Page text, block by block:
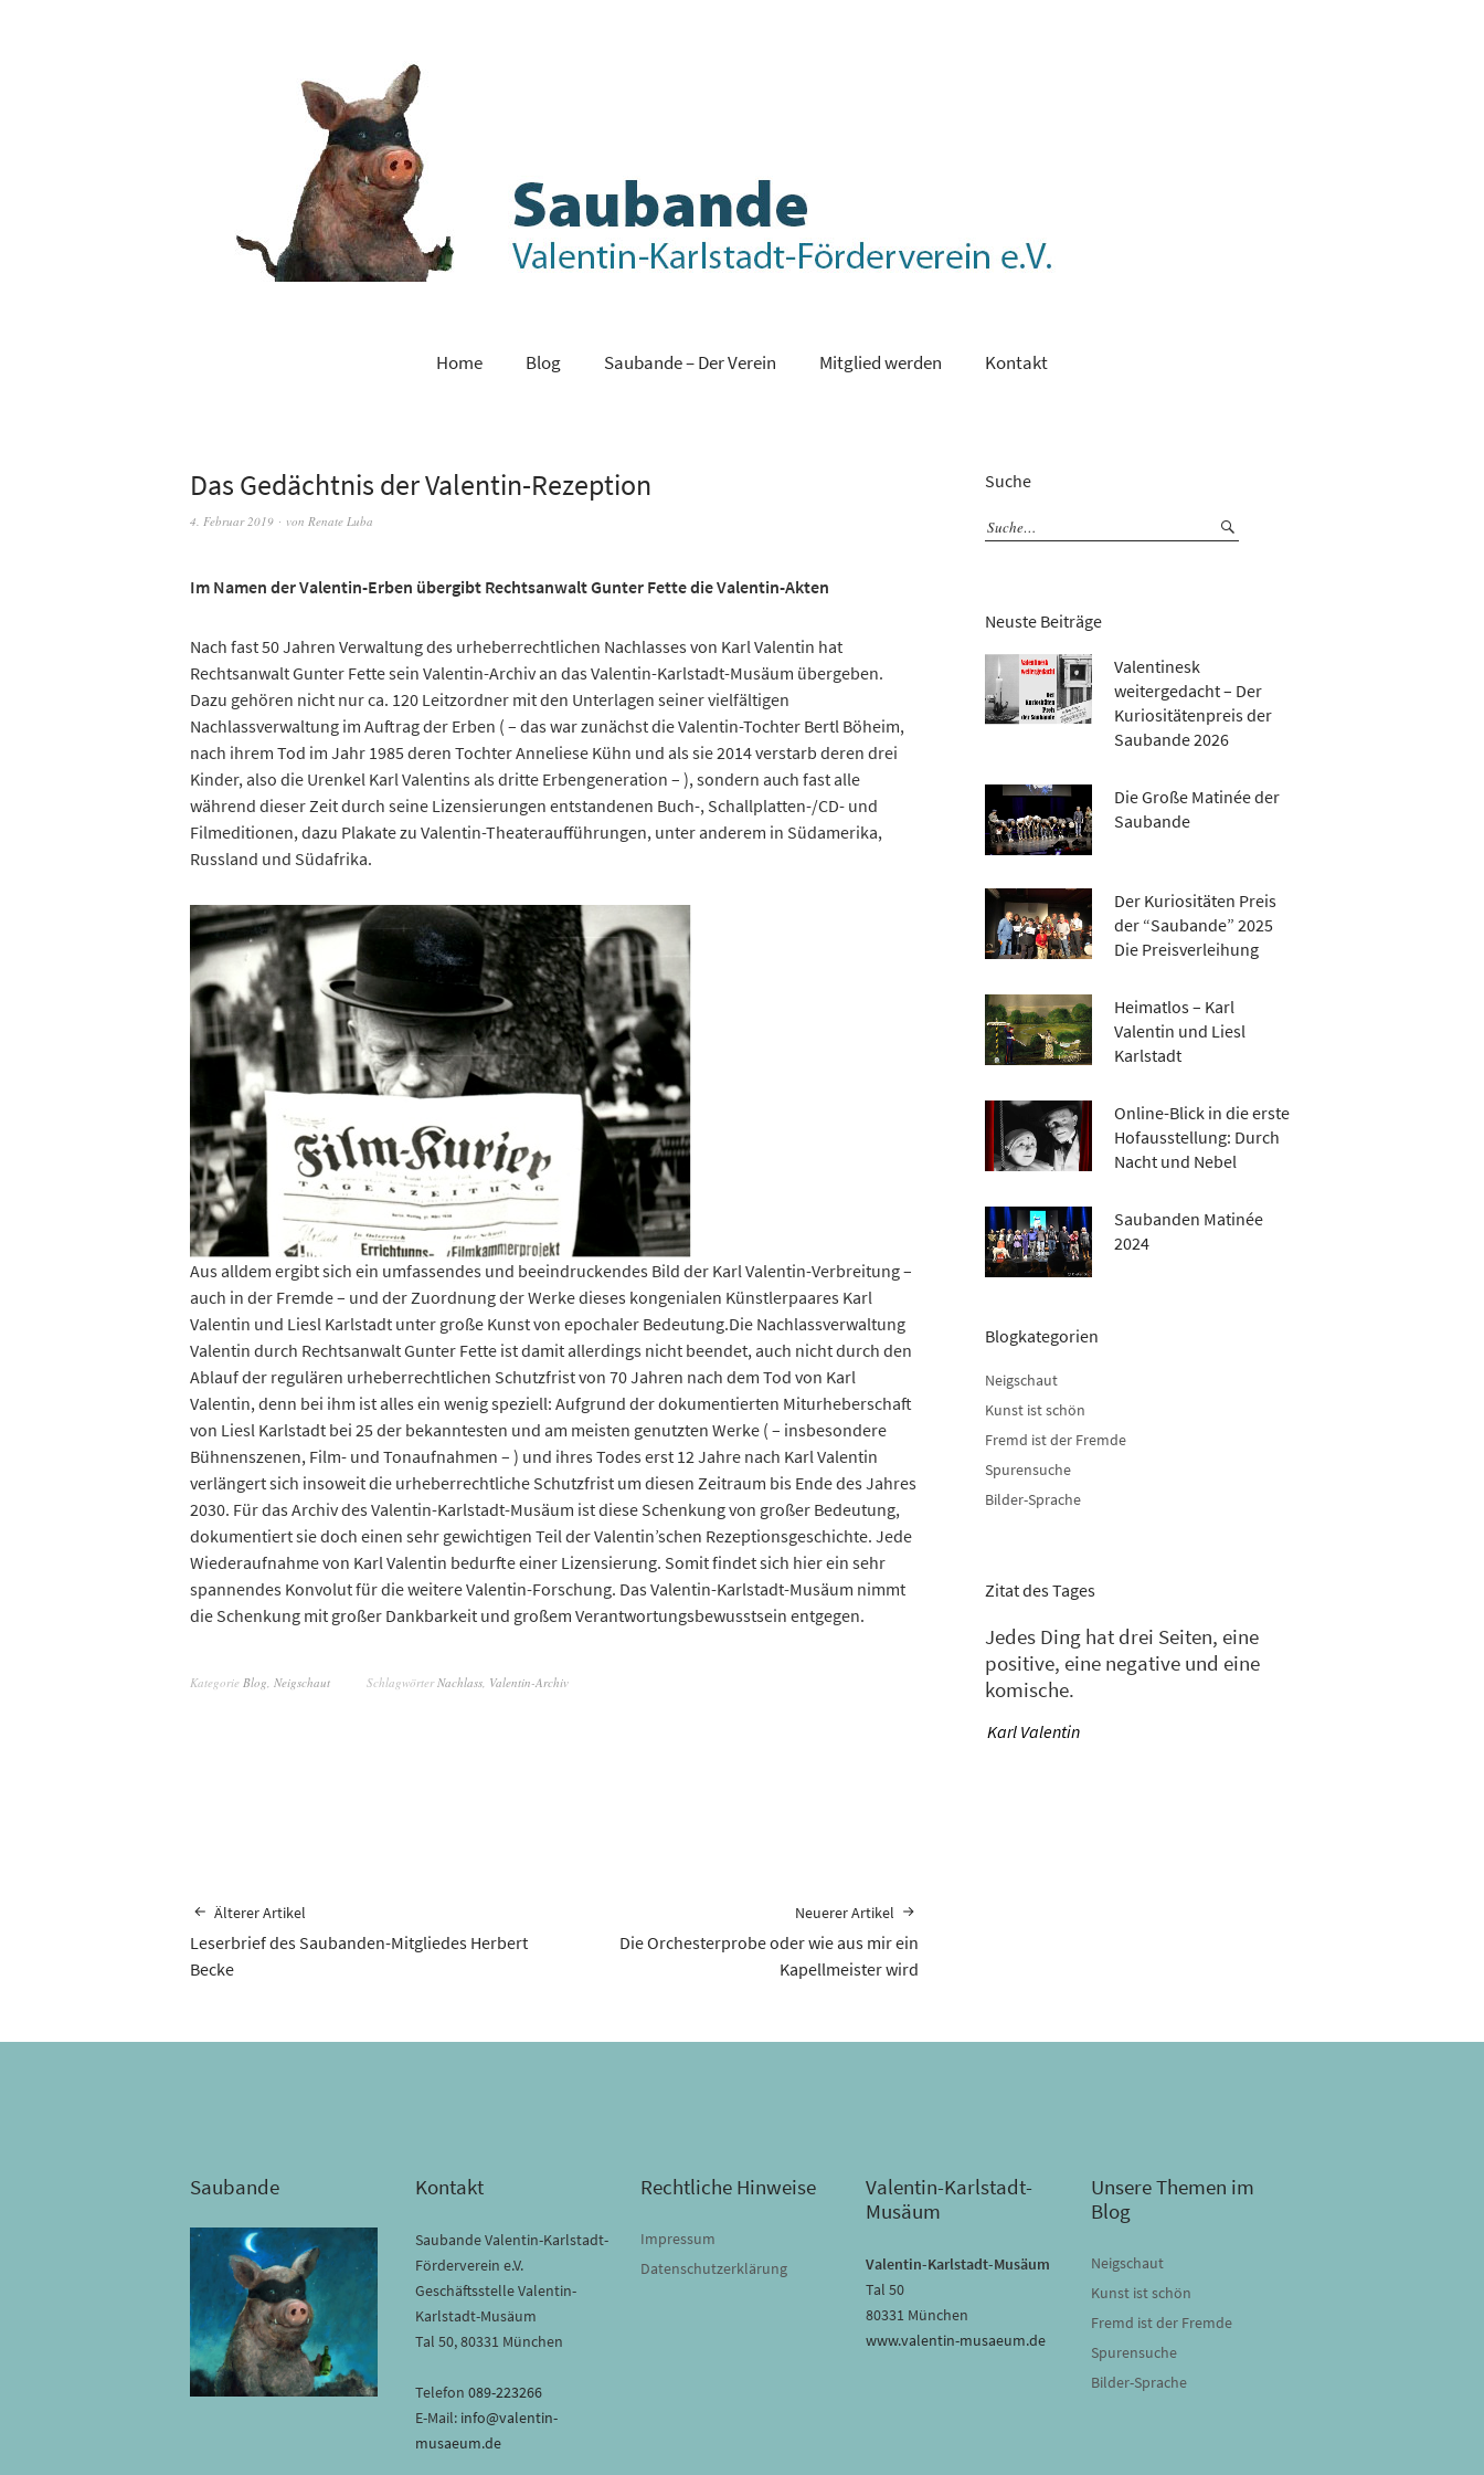
Home Blog Saubande – Der Verein Mitglied werden Kontakt
Das Gedächtnis der Valentin-Rezeption
4. Februar 2019 von Renate Luba
Im Namen der Valentin-Erben übergibt Rechtsanwalt Gunter Fette die Valentin-Akten
Nach fast 50 Jahren Verwaltung des urheberrechtlichen Nachlasses von Karl Valentin hat
Rechtsanwalt Gunter Fette sein Valentin-Archiv an das Valentin-Karlstadt-Musäum übergeben.
Dazu gehören nicht nur ca. 120 Leitzordner mit den Unterlagen seiner vielfältigen
Nachlassverwaltung im Auftrag der Erben ( – das war zunächst die Valentin-Tochter Bertl Böheim,
nach ihrem Tod im Jahr 1985 deren Tochter Anneliese Kühn und als sie 2014 verstarb deren drei
Kinder, also die Urenkel Karl Valentins als dritte Erbengeneration – ), sondern auch fast alle
während dieser Zeit durch seine Lizensierungen entstandenen Buch-, Schallplatten-/CD- und
Filmeditionen, dazu Plakate zu Valentin-Theateraufführungen, unter anderem in Südamerika,
Russland und Südafrika.
Aus alldem ergibt sich ein umfassendes und beeindruckendes Bild der Karl Valentin-Verbreitung –
auch in der Fremde – und der Zuordnung der Werke dieses kongenialen Künstlerpaares Karl
Valentin und Liesl Karlstadt unter große Kunst von epochaler Bedeutung.Die Nachlassverwaltung
Valentin durch Rechtsanwalt Gunter Fette ist damit allerdings nicht beendet, auch nicht durch den
Ablauf der regulären urheberrechtlichen Schutzfrist von 70 Jahren nach dem Tod von Karl
Valentin, denn bei ihm ist alles ein wenig speziell: Aufgrund der dokumentierten Miturheberschaft
von Liesl Karlstadt bei 25 der bekanntesten und am meisten genutzten Werke ( – insbesondere
Bühnenszenen, Film- und Tonaufnahmen – ) und ihres Todes erst 12 Jahre nach Karl Valentin
verlängert sich insoweit die urheberrechtliche Schutzfrist um diesen Zeitraum bis Ende des Jahres
2030. Für das Archiv des Valentin-Karlstadt-Musäum ist diese Schenkung von großer Bedeutung,
dokumentiert sie doch einen sehr gewichtigen Teil der Valentin’schen Rezeptionsgeschichte. Jede
Wiederaufnahme von Karl Valentin bedurfte einer Lizensierung. Somit findet sich hier ein sehr
spannendes Konvolut für die weitere Valentin-Forschung. Das Valentin-Karlstadt-Musäum nimmt
die Schenkung mit großer Dankbarkeit und großem Verantwortungsbewusstsein entgegen.
Kategorie Blog, Neigschaut SchlagwörterNachlass, Valentin-Archiv
Älterer Artikel
Leserbrief des Saubanden-Mitgliedes Herbert
Becke
Neuerer Artikel
Die Orchesterprobe oder wie aus mir ein
Kapellmeister wird
Suche
Neuste Beiträge
Valentinesk
weitergedacht – Der
Kuriositätenpreis der
Saubande 2026
Die Große Matinée der
Saubande
Der Kuriositäten Preis
der “Saubande” 2025
Die Preisverleihung
Heimatlos – Karl
Valentin und Liesl
Karlstadt
Online-Blick in die erste
Hofausstellung: Durch
Nacht und Nebel
Saubanden Matinée
2024
Blogkategorien
Neigschaut
Kunst ist schön
Fremd ist der Fremde
Spurensuche
Bilder-Sprache
Zitat des Tages
Jedes Ding hat drei Seiten, eine
positive, eine negative und eine
komische.
—
Karl Valentin
Saubande Kontakt
Saubande Valentin-Karlstadt-
Förderverein e.V.
Geschäftsstelle Valentin-
Karlstadt-Musäum
Tal 50, 80331 München
Telefon 089-223266
E-Mail: info@valentin-
musaeum.de
Rechtliche Hinweise
Impressum
Datenschutzerklärung
Valentin-Karlstadt-
Musäum
Valentin-Karlstadt-Musäum
Tal 50
80331 München
www.valentin-musaeum.de
Unsere Themen im
Blog
Neigschaut
Kunst ist schön
Fremd ist der Fremde
Spurensuche
Bilder-Sprache